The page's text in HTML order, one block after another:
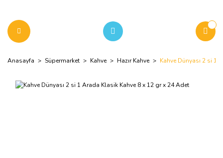
Anasayfa Süpermarket Kahve Hazır Kahve Kahve Dünyası 2 si 1